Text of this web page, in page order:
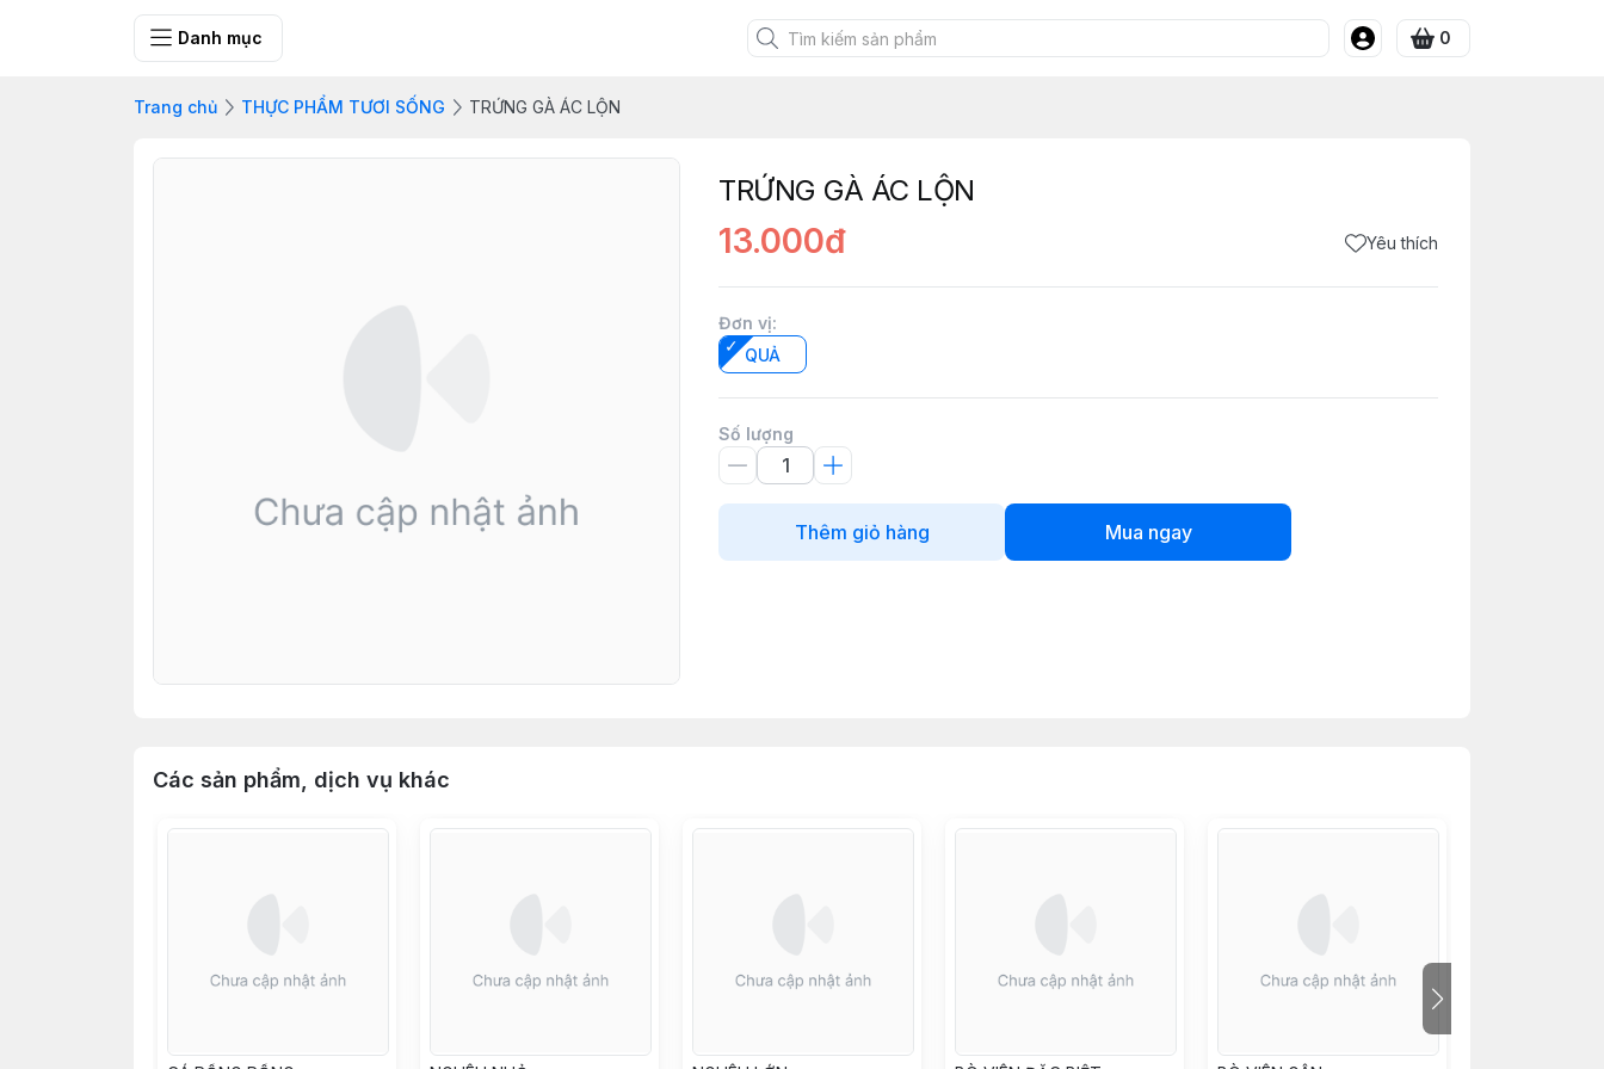
Danh mục 0
Trang chủ THỰC PHẨM TƯƠI SỐNG TRỨNG GÀ ÁC LỘN
TRỨNG GÀ ÁC LỘN
13.000đ Yêu thích
Đơn vị:
QUẢ
Số lượng
Thêm giỏ hàng Mua ngay
Các sản phẩm, dịch vụ khác